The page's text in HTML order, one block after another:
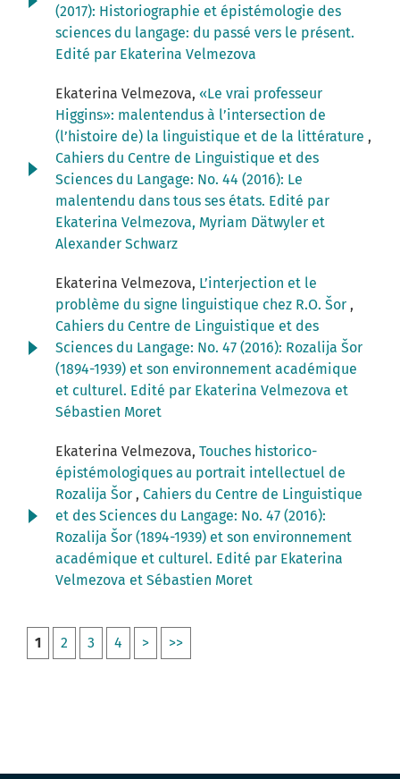
(2017): Historiographie et épistémologie des
sciences du langage: du passé vers le présent.
Edité par Ekaterina Velmezova
Ekaterina Velmezova, «Le vrai professeur
Higgins»: malentendus à l’intersection de
(l’histoire de) la linguistique et de la littérature ,
Cahiers du Centre de Linguistique et des
Sciences du Langage: No. 44 (2016): Le
malentendu dans tous ses états. Edité par
Ekaterina Velmezova, Myriam Dätwyler et
Alexander Schwarz
Ekaterina Velmezova, L’interjection et le
problème du signe linguistique chez R.O. Šor ,
Cahiers du Centre de Linguistique et des
Sciences du Langage: No. 47 (2016): Rozalija Šor
(1894-1939) et son environnement académique
et culturel. Edité par Ekaterina Velmezova et
Sébastien Moret
Ekaterina Velmezova, Touches historico-
épistémologiques au portrait intellectuel de
Rozalija Šor , Cahiers du Centre de Linguistique
et des Sciences du Langage: No. 47 (2016):
Rozalija Šor (1894-1939) et son environnement
académique et culturel. Edité par Ekaterina
Velmezova et Sébastien Moret
1 2 3 4 > >>